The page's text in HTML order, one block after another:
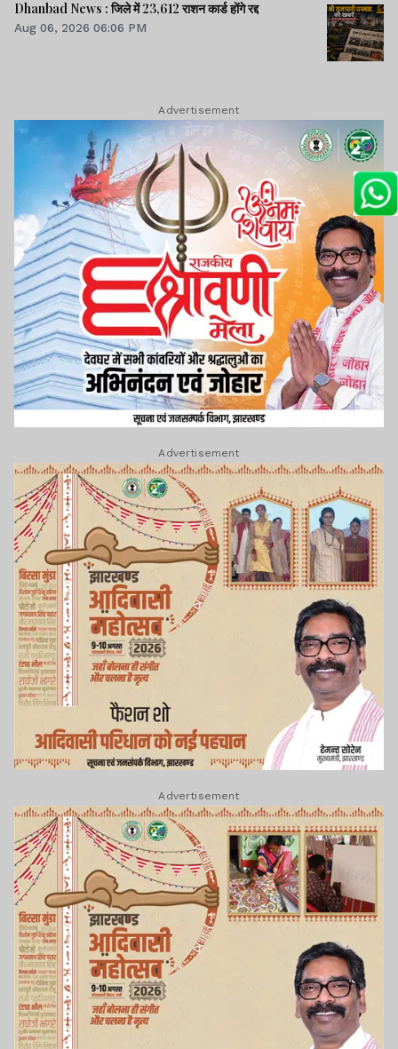
Dhanbad News : जिले में 23,612 राशन कार्ड होंगे रद्द
Aug 06, 2026 06:06 PM
Advertisement
Advertisement
Advertisement